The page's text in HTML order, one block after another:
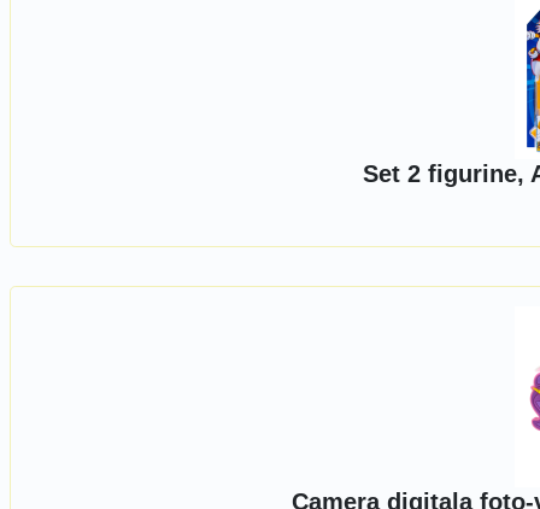
Set 2 figurine,
Camera digitala